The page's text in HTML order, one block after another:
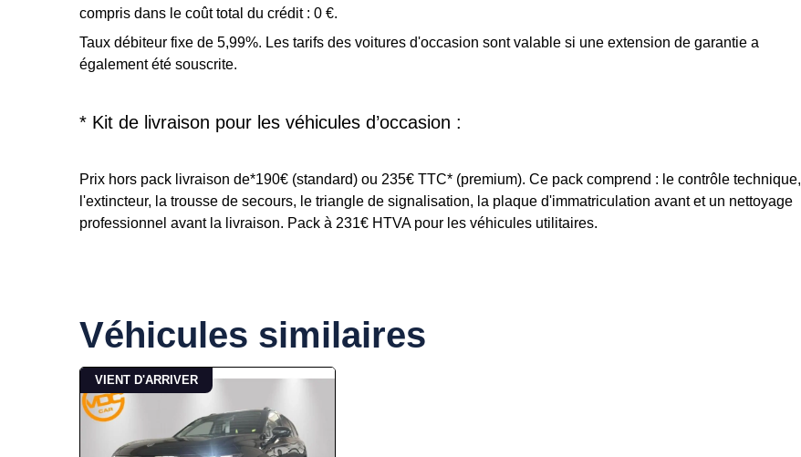
compris dans le coût total du crédit : 0 €.
Taux débiteur fixe de 5,99%. Les tarifs des voitures d'occasion sont valable si une extension de garantie a
également été souscrite.
* Kit de livraison pour les véhicules d’occasion :
Prix hors pack livraison de*190€ (standard) ou 235€ TTC* (premium). Ce pack comprend : le contrôle technique,
l'extincteur, la trousse de secours, le triangle de signalisation, la plaque d'immatriculation avant et un nettoyage
professionnel avant la livraison. Pack à 231€ HTVA pour les véhicules utilitaires.
Véhicules similaires
VIENT D'ARRIVER